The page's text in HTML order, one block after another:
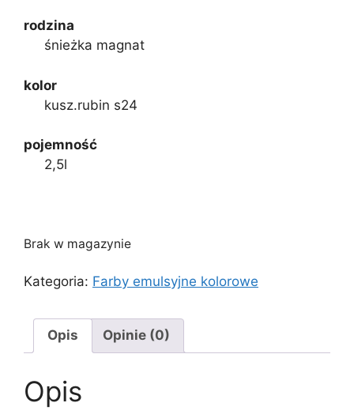
rodzina
śnieżka magnat
kolor
kusz.rubin s24
pojemność
2,5l
Brak w magazynie
Kategoria: Farby emulsyjne kolorowe
Opis Opinie (0)
Opis